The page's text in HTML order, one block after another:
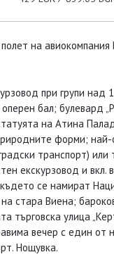
на
при групи
бал; булевард
на Атина
форми; най-
транспорт)
екскурзовод и
се намират
стара Виена;
търговска улица
вечер с един от
Нощувка.